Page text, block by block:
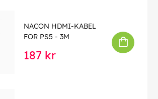
NACON HDMI-KABEL
FOR PS5 - 3M
187 kr